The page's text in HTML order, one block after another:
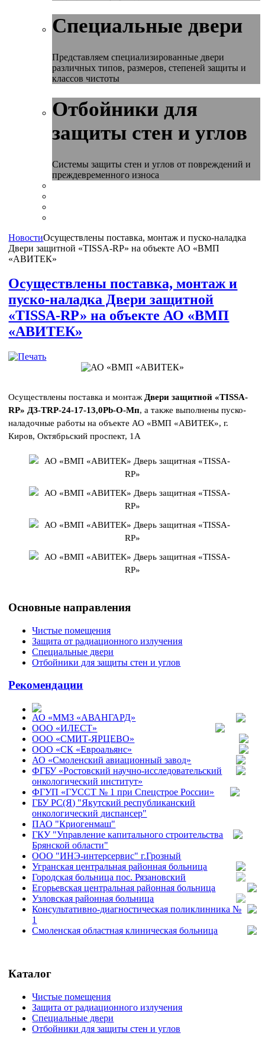
Специальные двери
Представляем специализированные двери
различных типов, размеров, степеней защиты и
классов чистоты
Отбойники для
защиты стен и углов
Системы защиты стен и углов от повреждений и
преждевременного износа
НовостиОсуществлены поставка, монтаж и пуско-наладка
Двери защитной «TISSA-RР» на объекте АО «ВМП
«АВИТЕК»
Осуществлены поставка, монтаж и
пуско-наладка Двери защитной
«TISSA-RР» на объекте АО «ВМП
«АВИТЕК»
Осуществлены поставка и монтажДвери защитной «TISSA-
RР» ДЗ-TRP-24-17-13,0Pb-О-Мп, а также выполнены пуско-
наладочные работы на объекте АО «ВМП «АВИТЕК», г.
Киров, Октябрьский проспект, 1А
Основные направления
Чистые помещения
Защита от радиационного излучения
Специальные двери
Отбойники для защиты стен и углов
Рекомендации
АО «ММЗ «АВАНГАРД»
ООО «ИЛЕСТ»
ООО «СМИТ-ЯРЦЕВО»
ООО «СК «Евроальянс»
АО «Смоленский авиационный завод»
ФГБУ «Ростовский научно-исследовательский
онкологический институт»
ФГУП «ГУССТ № 1 при Спецстрое России»
ГБУ РС(Я) "Якутский республиканский
онкологический диспансер"
ПАО "Криогенмаш"
ГКУ "Управление капитального строительства
Брянской области"
ООО "ИНЭ-интерсервис" г.Грозный
Угранская центральная районная больница
Городская больница пос. Рязановский
Егорьевская центральная районная больница
Узловская районная больница
Консультативно-диагностическая поликлинника №
1
Смоленская областная клиническая больница
Каталог
Чистые помещения
Защита от радиационного излучения
Специальные двери
Отбойники для защиты стен и углов